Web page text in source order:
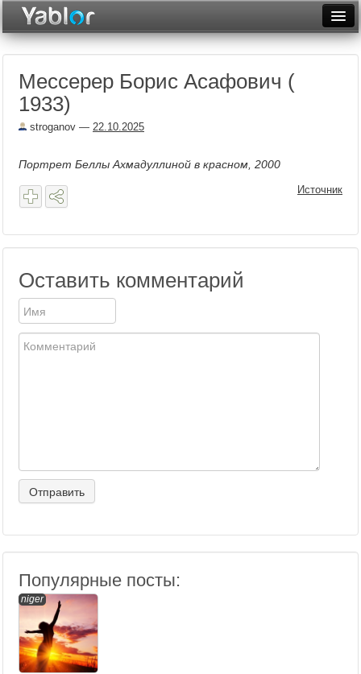
Неделя
Мессерер Борис Асафович (
1933)
stroganov — 22.10.2025
Портрет Беллы Ахмадуллиной в красном, 2000
Источник
Оставить комментарий
Популярные посты:
niger